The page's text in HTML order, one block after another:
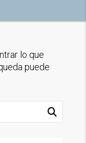
lo que
puede